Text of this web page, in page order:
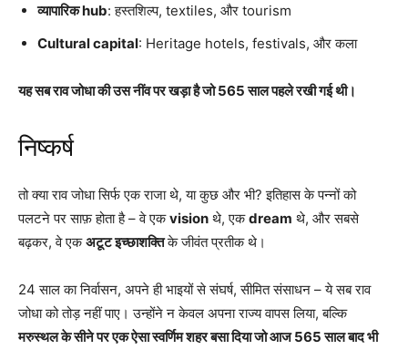
व्यापारिक hub: हस्तशिल्प, textiles, और tourism
Cultural capital: Heritage hotels, festivals, और कला
यह सब राव जोधा की उस नींव पर खड़ा है जो 565 साल पहले रखी गई थी।
निष्कर्ष
तो क्या राव जोधा सिर्फ एक राजा थे, या कुछ और भी? इतिहास के पन्नों को
पलटने पर साफ़ होता है – वे एकvision थे, एकdream थे, और सबसे
बढ़कर, वे एकअटूट इच्छाशक्तिके जीवंत प्रतीक थे।
24 साल का निर्वासन, अपने ही भाइयों से संघर्ष, सीमित संसाधन – ये सब राव
जोधा को तोड़ नहीं पाए। उन्होंने न केवल अपना राज्य वापस लिया, बल्कि
मरुस्थल के सीने पर एक ऐसा स्वर्णिम शहर बसा दिया जो आज 565 साल बाद भी